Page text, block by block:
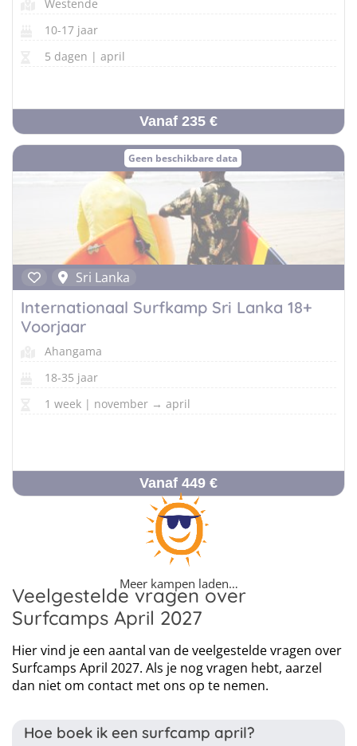
Westende
10-17 jaar
5 dagen | april
Vanaf 235 €
Geen beschikbare data
Sri Lanka
Internationaal Surfkamp Sri Lanka 18+
Voorjaar
Ahangama
18-35 jaar
1 week | november → april
Vanaf 449 €
Meer kampen laden…
Veelgestelde vragen over
Surfcamps April 2027
Hier vind je een aantal van de veelgestelde vragen over
Surfcamps April 2027. Als je nog vragen hebt, aarzel
dan niet om contact met ons op te nemen.
Hoe boek ik een surfcamp april?